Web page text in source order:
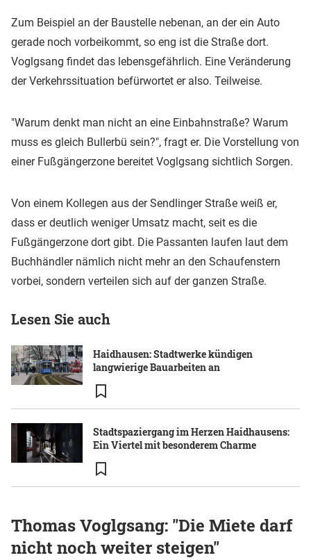
Zum Beispiel an der Baustelle nebenan, an der ein Auto
gerade noch vorbeikommt, so eng ist die Straße dort.
Voglgsang findet das lebensgefährlich. Eine Veränderung
der Verkehrssituation befürwortet er also. Teilweise.
"Warum denkt man nicht an eine Einbahnstraße? Warum
muss es gleich Bullerbü sein?", fragt er. Die Vorstellung von
einer Fußgängerzone bereitet Voglgsang sichtlich Sorgen.
Von einem Kollegen aus der Sendlinger Straße weiß er,
dass er deutlich weniger Umsatz macht, seit es die
Fußgängerzone dort gibt. Die Passanten laufen laut dem
Buchhändler nämlich nicht mehr an den Schaufenstern
vorbei, sondern verteilen sich auf der ganzen Straße.
Lesen Sie auch
Haidhausen: Stadtwerke kündigen
langwierige Bauarbeiten an
Stadtspaziergang im Herzen Haidhausens:
Ein Viertel mit besonderem Charme
Thomas Voglgsang: "Die Miete darf
nicht noch weiter steigen"